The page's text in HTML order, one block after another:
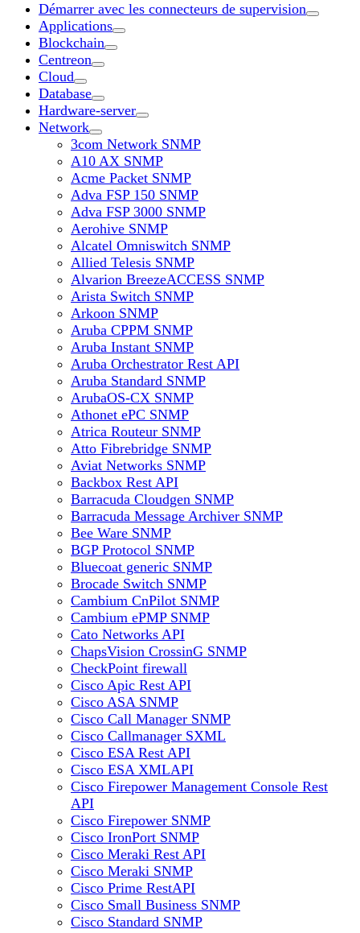
Démarrer avec les connecteurs de supervision
Applications
Blockchain
Centreon
Cloud
Database
Hardware-server
Network
3com Network SNMP
A10 AX SNMP
Acme Packet SNMP
Adva FSP 150 SNMP
Adva FSP 3000 SNMP
Aerohive SNMP
Alcatel Omniswitch SNMP
Allied Telesis SNMP
Alvarion BreezeACCESS SNMP
Arista Switch SNMP
Arkoon SNMP
Aruba CPPM SNMP
Aruba Instant SNMP
Aruba Orchestrator Rest API
Aruba Standard SNMP
ArubaOS-CX SNMP
Athonet ePC SNMP
Atrica Routeur SNMP
Atto Fibrebridge SNMP
Aviat Networks SNMP
Backbox Rest API
Barracuda Cloudgen SNMP
Barracuda Message Archiver SNMP
Bee Ware SNMP
BGP Protocol SNMP
Bluecoat generic SNMP
Brocade Switch SNMP
Cambium CnPilot SNMP
Cambium ePMP SNMP
Cato Networks API
ChapsVision CrossinG SNMP
CheckPoint firewall
Cisco Apic Rest API
Cisco ASA SNMP
Cisco Call Manager SNMP
Cisco Callmanager SXML
Cisco ESA Rest API
Cisco ESA XMLAPI
Cisco Firepower Management Console Rest
API
Cisco Firepower SNMP
Cisco IronPort SNMP
Cisco Meraki Rest API
Cisco Meraki SNMP
Cisco Prime RestAPI
Cisco Small Business SNMP
Cisco Standard SNMP